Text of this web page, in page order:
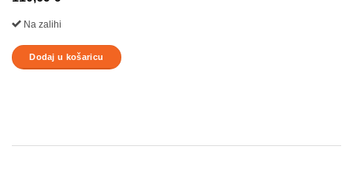
Na zalihi
Dodaj u košaricu